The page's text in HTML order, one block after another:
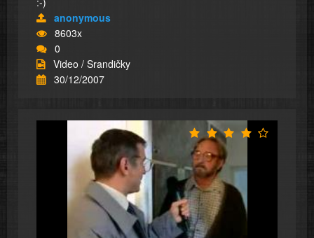
anonymous
8603x
0
Video / Srandičky
30/12/2007